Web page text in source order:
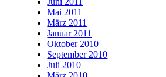
Mai 2011
März 2011
Januar 2011
Oktober 2010
September 2010
Juli 2010